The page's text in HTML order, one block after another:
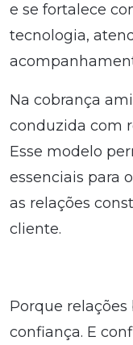
e se fortalece
tecnologia,
Na cobrança
conduzida com
Esse modelo
essenciais para
as relações
cliente.
Porque
confiança. E